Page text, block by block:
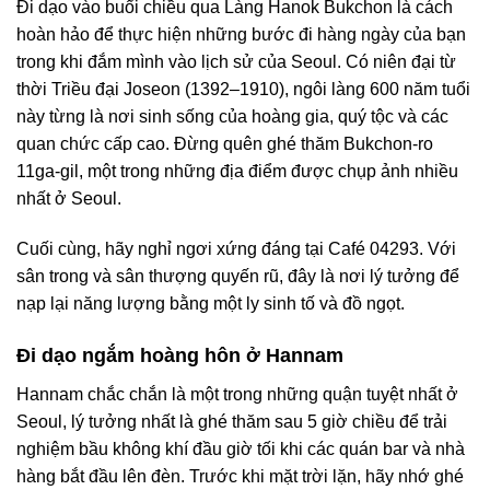
Đi dạo vào buổi chiều qua Làng Hanok Bukchon là cách
hoàn hảo để thực hiện những bước đi hàng ngày của bạn
trong khi đắm mình vào lịch sử của Seoul. Có niên đại từ
thời Triều đại Joseon (1392–1910), ngôi làng 600 năm tuổi
này từng là nơi sinh sống của hoàng gia, quý tộc và các
quan chức cấp cao. Đừng quên ghé thăm Bukchon-ro
11ga-gil, một trong những địa điểm được chụp ảnh nhiều
nhất ở Seoul.
Cuối cùng, hãy nghỉ ngơi xứng đáng tại Café 04293. Với
sân trong và sân thượng quyến rũ, đây là nơi lý tưởng để
nạp lại năng lượng bằng một ly sinh tố và đồ ngọt.
Đi dạo ngắm hoàng hôn ở Hannam
Hannam chắc chắn là một trong những quận tuyệt nhất ở
Seoul, lý tưởng nhất là ghé thăm sau 5 giờ chiều để trải
nghiệm bầu không khí đầu giờ tối khi các quán bar và nhà
hàng bắt đầu lên đèn. Trước khi mặt trời lặn, hãy nhớ ghé